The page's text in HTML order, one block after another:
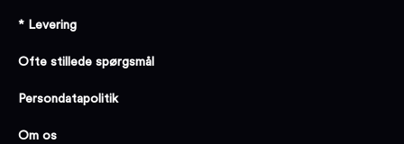
* Levering
Ofte stillede spørgsmål
Persondatapolitik
Om os